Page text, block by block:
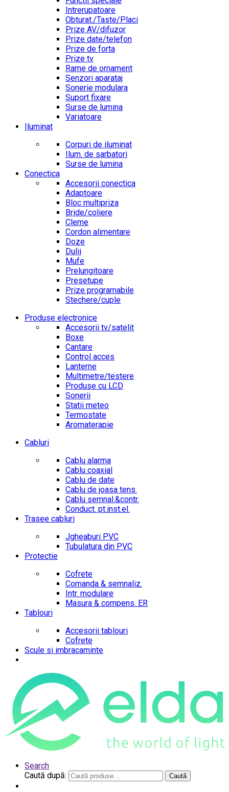
Intrerupatoare
Obturat./Taste/Placi
Prize AV/difuzor
Prize date/telefon
Prize de forta
Prize tv
Rame de ornament
Senzori aparataj
Sonerie modulara
Suport fixare
Surse de lumina
Variatoare
Iluminat
Corpuri de iluminat
Ilum. de sarbatori
Surse de lumina
Conectica
Accesorii conectica
Adaptoare
Bloc multipriza
Bride/coliere
Cleme
Cordon alimentare
Doze
Dulii
Mufe
Prelungitoare
Presetupe
Prize programabile
Stechere/cuple
Produse electronice
Accesorii tv/satelit
Boxe
Cantare
Control acces
Lanterne
Multimetre/testere
Produse cu LCD
Sonerii
Statii meteo
Termostate
Aromaterapie
Cabluri
Cablu alarma
Cablu coaxial
Cablu de date
Cablu de joasa tens.
Cablu semnal.&contr.
Conduct. pt.inst.el.
Trasee cabluri
Jgheaburi PVC
Tubulatura din PVC
Protectie
Cofrete
Comanda & semnaliz.
Intr. modulare
Masura & compens. ER
Tablouri
Accesorii tablouri
Cofrete
Scule si imbracaminte
Search
Caută după:
Caută